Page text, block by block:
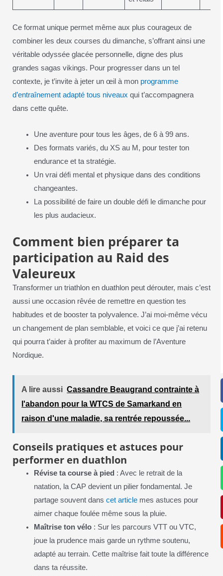
Ce format unique permet même aux plus courageux de
combiner les deux courses du dimanche, s’offrant ainsi une
véritable odyssée glacée personnelle, digne des plus
grandes sagas vikings. Pour progresser dans un tel
contexte, je t’invite à jeter un œil à mon programme
d’entraînement adapté tous niveaux qui t’accompagnera
dans cette quête.
Une aventure pour tous les âges, de 6 à 99 ans.
Des formats variés, du XS au M, pour tester ton
endurance et ta stratégie.
Un vrai défi mental et physique dans des conditions
changeantes.
La possibilité de faire un double défi le dimanche pour
les plus audacieux.
Comment bien préparer ta
participation au Raid des
Valeureux
Transformer un triathlon en duathlon peut dérouter, mais c’est
aussi une occasion rêvée de remettre en question tes
habitudes et de booster ta polyvalence. J’ai moi-même vécu
un changement de plan semblable, et voici ce que j’ai retenu
qui pourra t’aider à profiter au maximum de l’Aventure
Nordique.
A lire aussi Cassandre Beaugrand contrainte à
l'abandon pour la WTCS de Samarkand en
raison d'une maladie, sa rentrée repoussée...
Conseils pratiques et astuces pour
performer en duathlon
Révise ta course à pied : Avec le retrait de la
natation, la CAP devient un pilier fondamental. Je
partage souvent danscet article mes astuces pour
aimer chaque foulée même sous la pluie.
Maîtrise ton vélo : Sur les parcours VTT ou VTC,
joue la prudence mais garde un rythme soutenu,
adapté au terrain. Cette maîtrise fait toute la différence
dans ta réussite.